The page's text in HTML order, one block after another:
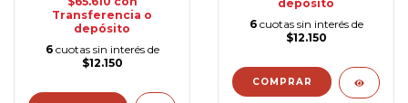
Transferencia o
depósito
6 cuotas sin interés de
$12.150
depósito
6 cuotas sin interés de
$12.150